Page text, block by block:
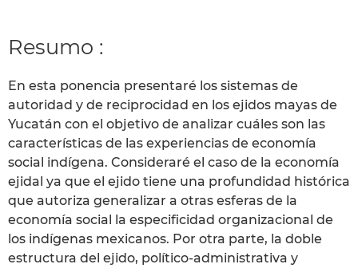
Resumo :
En esta ponencia presentaré los sistemas de
autoridad y de reciprocidad en los ejidos mayas de
Yucatán con el objetivo de analizar cuáles son las
características de las experiencias de economía
social indígena. Consideraré el caso de la economía
ejidal ya que el ejido tiene una profundidad histórica
que autoriza generalizar a otras esferas de la
economía social la especificidad organizacional de
los indígenas mexicanos. Por otra parte, la doble
estructura del ejido, político-administrativa y